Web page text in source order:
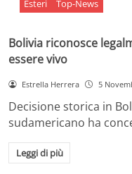
Esteri Top-News
Bolivia riconosce
essere vivo
Estrella Herrera 5
Decisione storica in
sudamericano ha
Leggi di più